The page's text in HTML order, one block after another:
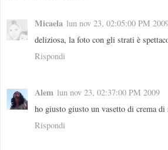
Micaela lun nov 23, 02:05:00 PM
deliziosa, la foto con gli strati è
Rispondi
Alem lun nov 23, 02:37:00 PM 2009
ho giusto giusto un vasetto di crema
Rispondi